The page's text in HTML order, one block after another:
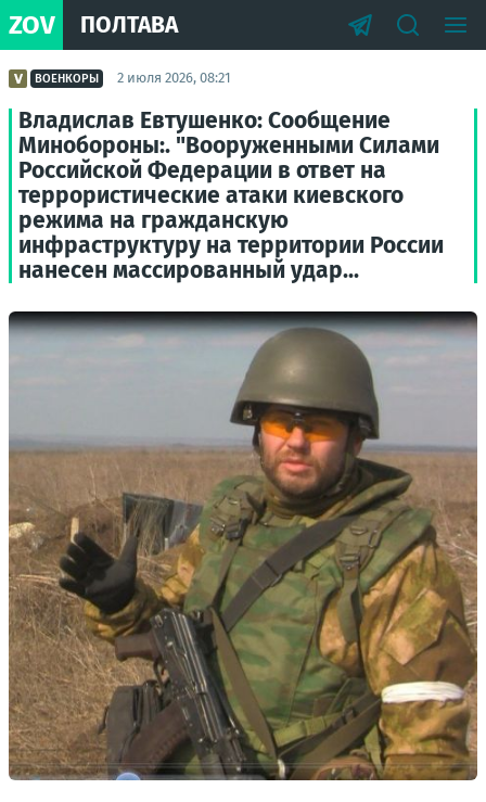
ZOV ПОЛТАВА
ВОЕНКОРЫ 2 июля 2026, 08:21
Владислав Евтушенко: Сообщение
Минобороны:. "Вооруженными Силами
Российской Федерации в ответ на
террористические атаки киевского
режима на гражданскую
инфраструктуру на территории России
нанесен массированный удар...